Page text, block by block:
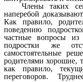
Члены таких
наперебой
Как правило,
поведению
частные вопросы из
подростки же
самостоятельные
родителями хорошие,
как правило,
переговоров.